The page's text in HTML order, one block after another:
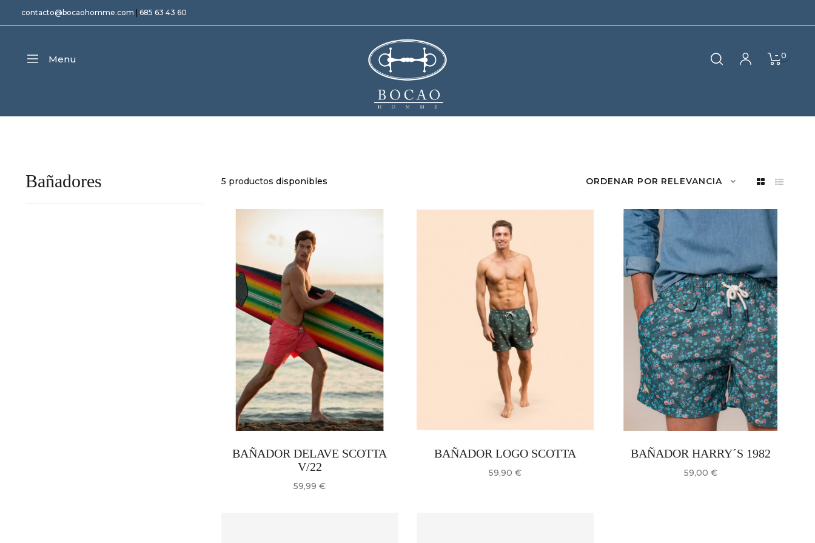
contacto@bocaohomme.com 685 63 43 60
Menu 0
Bañadores 5 productos disponibles ORDENAR POR RELEVANCIA
BAÑADOR DELAVE SCOTTA
V/22
Precio
59,99 €
BAÑADOR LOGO SCOTTA
Precio
59,90 €
BAÑADOR HARRY´S 1982
Precio
59,00 €